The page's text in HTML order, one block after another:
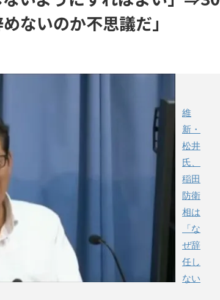
ないのか不思議だ」
維
新・
松井
氏、
稲田
防衛
相は
「な
ぜ辞
任し
ない